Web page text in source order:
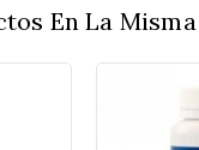
En La Misma